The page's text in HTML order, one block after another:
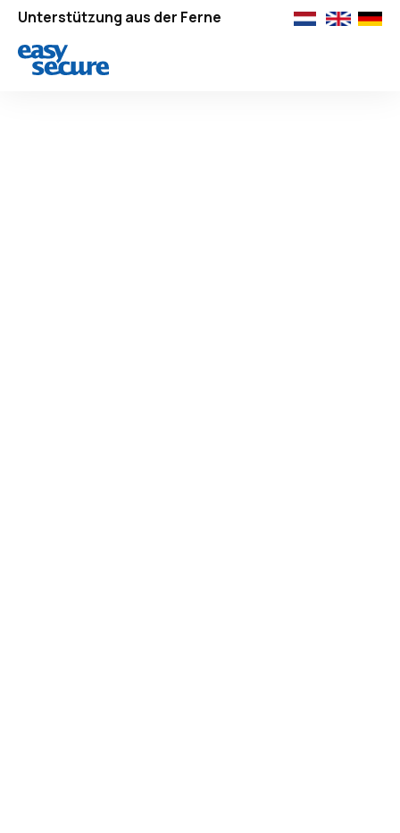
Unterstützung aus der Ferne